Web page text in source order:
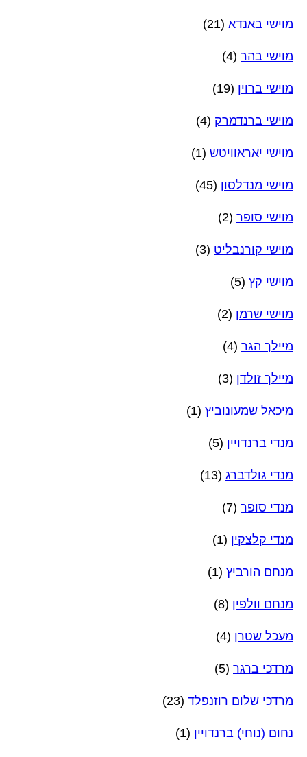
מוישי באנדא (21)
מוישי בהר (4)
מוישי ברוין (19)
מוישי ברנדמרק (4)
מוישי יאראוויטש (1)
מוישי מנדלסון (45)
מוישי סופר (2)
מוישי קורנבליט (3)
מוישי קץ (5)
מוישי שרמן (2)
מיילך הגר (4)
מיילך זולדן (3)
מיכאל שמעונוביץ (1)
מנדי ברנדויין (5)
מנדי גולדברג (13)
מנדי סופר (7)
מנדי קלצקין (1)
מנחם הורביץ (1)
מנחם וולפין (8)
מעכל שטרן (4)
מרדכי ברגר (5)
מרדכי שלום רוזנפלד (23)
נחום (נוחי) ברנדויין (1)